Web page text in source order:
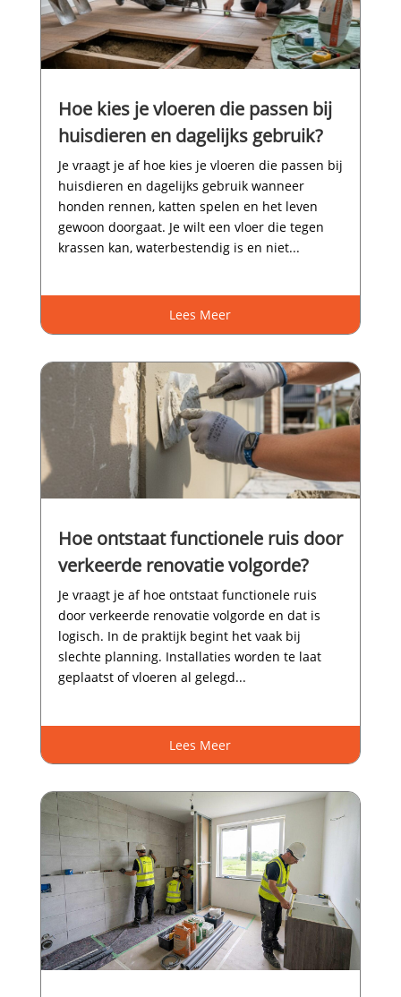
Hoe kies je vloeren die passen bij
huisdieren en dagelijks gebruik?
Je vraagt je af hoe kies je vloeren die passen bij
huisdieren en dagelijks gebruik wanneer
honden rennen, katten spelen en het leven
gewoon doorgaat.​ Je wilt een vloer die tegen
krassen kan, waterbestendig is en niet...
Lees Meer
Hoe ontstaat functionele ruis door
verkeerde renovatie volgorde?
Je vraagt je af hoe ontstaat functionele ruis
door verkeerde renovatie volgorde en dat is
logisch.​ In de praktijk begint het vaak bij
slechte planning.​ Installaties worden te laat
geplaatst of vloeren al gelegd...
Lees Meer